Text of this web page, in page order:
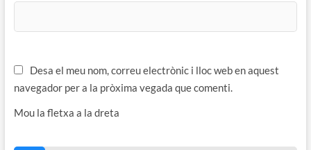
Desa el meu nom, correu electrònic i lloc web en aquest
navegador per a la pròxima vegada que comenti.
Mou la fletxa a la dreta